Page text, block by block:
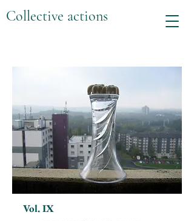
Collective actions
Vol. IX